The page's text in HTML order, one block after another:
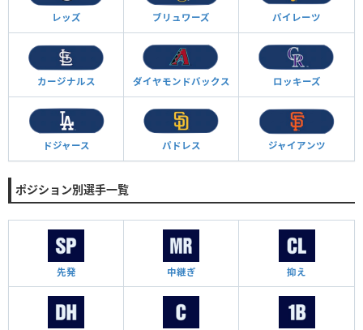
レッズ ブリュワーズ パイレーツ
カージナルス ダイヤモンドバックス ロッキーズ
ドジャース パドレス ジャイアンツ
ポジション別選手一覧
先発 中継ぎ 抑え